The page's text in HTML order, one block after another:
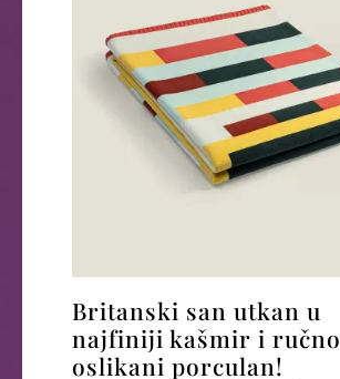
Britanski san utkan u
najfiniji kašmir i ručno
oslikani porculan!